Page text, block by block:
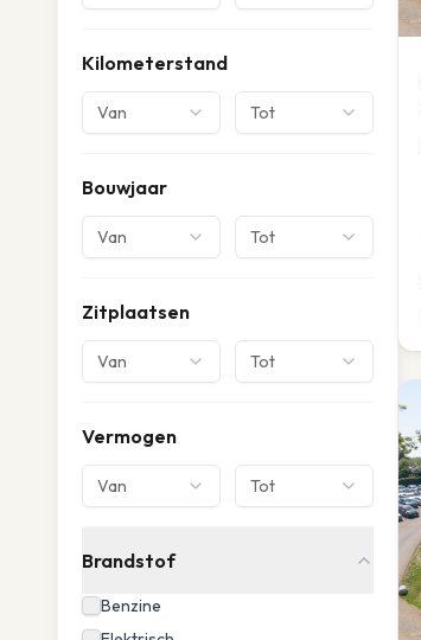
Kilometerstand
Van Tot
Bouwjaar
Van Tot
Zitplaatsen
Van Tot
Vermogen
Van Tot
Brandstof
Benzine